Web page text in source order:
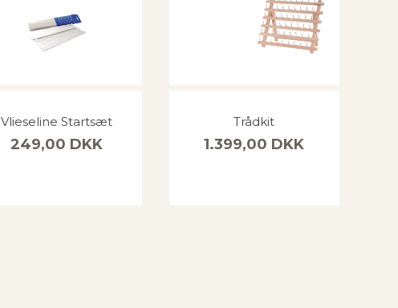
Vlieseline Startsæt
249,00 DKK
Trådkit
1.399,00 DKK